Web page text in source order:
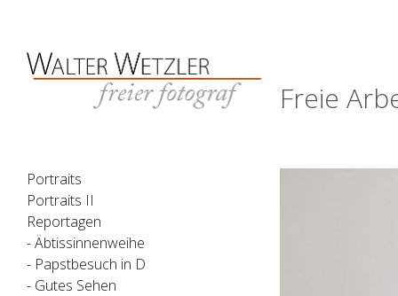
Freie
Portraits
Portraits II
Reportagen
- Äbtissinnenweihe
- Papstbesuch in D
- Gutes Sehen